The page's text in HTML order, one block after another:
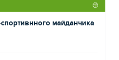
спортивнного майданчика